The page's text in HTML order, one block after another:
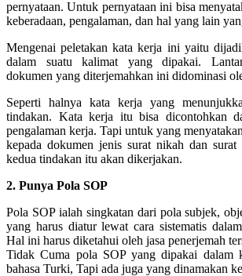
pernyataan. Untuk pernyataan ini bisa
keberadaan, pengalaman, dan hal yang lain
Mengenai peletakan kata kerja ini yaitu
dalam suatu kalimat yang dipakai.
dokumen yang diterjemahkan ini didominasi
Seperti halnya kata kerja yang
tindakan. Kata kerja itu bisa dicontohkan
pengalaman kerja. Tapi untuk yang
kepada dokumen jenis surat nikah dan surat
kedua tindakan itu akan dikerjakan.
2. Punya Pola SOP
Pola SOP ialah singkatan dari pola subjek,
yang harus diatur lewat cara sistematis
Hal ini harus diketahui oleh jasa penerjemah
Tidak Cuma pola SOP yang dipakai dalam
bahasa Turki, Tapi ada juga yang dinamakan